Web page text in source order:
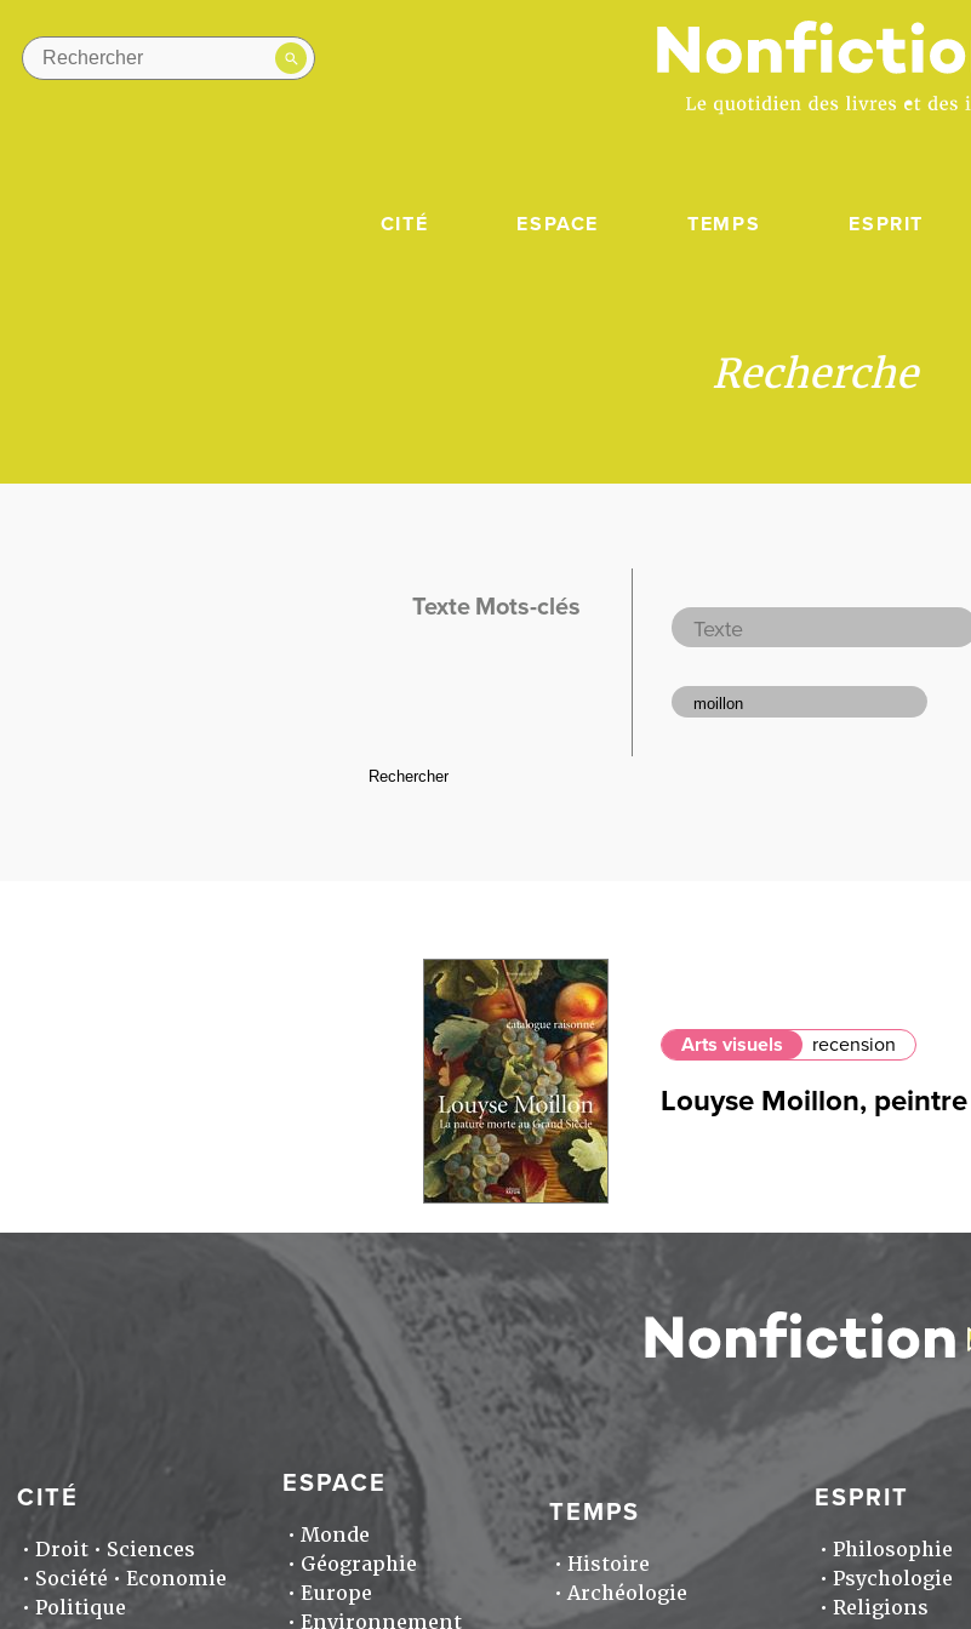
CITÉ ESPACE TEMPS ESPRIT
Recherche
Texte Mots-clés
Arts visuels recension
Louyse Moillon,
CITÉ
Droit
Sciences
Société
Economie
Politique
ESPACE
Monde
Géographie
Europe
Environnement
TEMPS
Histoire
Archéologie
ESPRIT
Philosophie
Psychologie
Religions